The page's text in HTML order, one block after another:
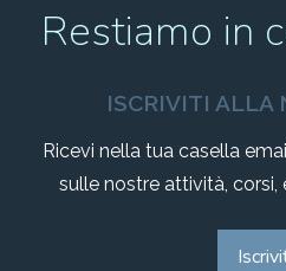
Restiamo in
ISCRIVITI ALLA
Ricevi nella tua casella
sulle nostre attività, corsi,